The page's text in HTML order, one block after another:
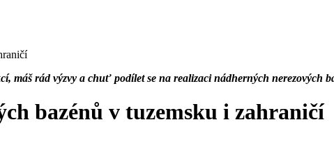
máš rád výzvy a chuť podílet se na realizaci nádherných nerezových
bazénů v tuzemsku i zahraničí